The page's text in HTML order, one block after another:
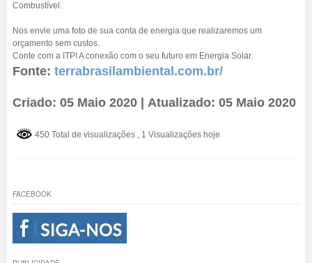
Combustível.
Nos envie uma foto de sua conta de energia que realizaremos um
orçamento sem custos.
Conte com a ITP! A conexão com o seu futuro em Energia Solar.
Fonte: terrabrasilambiental.com.br/
Criado: 05 Maio 2020 | Atualizado: 05 Maio 2020
450 Total de visualizações , 1 Visualizações hoje
FACEBOOK